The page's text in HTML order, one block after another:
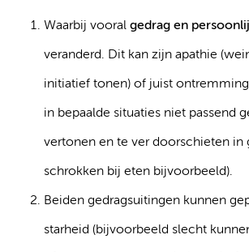
Waarbij vooral gedrag en
veranderd. Dit kan zijn apathie
initiatief tonen) of juist
in bepaalde situaties niet passend
vertonen en te ver doorschieten in
schrokken bij eten bijvoorbeeld).
Beiden gedragsuitingen kunnen
starheid (bijvoorbeeld slecht